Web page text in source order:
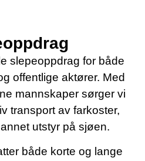
slepeoppdrag for både
offentlige aktører. Med
mannskaper sørger vi
transport av farkoster,
utstyr på sjøen.
både korte og lange